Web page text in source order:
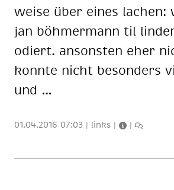
wei­se über ei­nes la­chen:
jan böh­mer­mann til
odiert. an­sons­ten eher
konn­te nicht be­son­ders
und …
01.04.2016 07:03 | links | |